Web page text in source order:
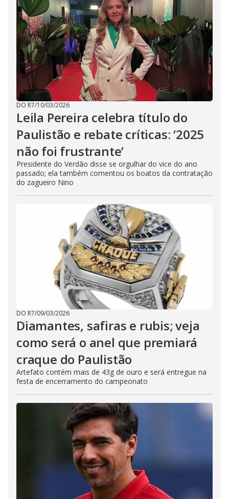
DO R7/10/03/2026
Leila Pereira celebra título do
Paulistão e rebate críticas: ‘2025
não foi frustrante’
Presidente do Verdão disse se orgulhar do vice do ano
passado; ela também comentou os boatos da contratação
do zagueiro Nino
DO R7/09/03/2026
Diamantes, safiras e rubis; veja
como será o anel que premiará
craque do Paulistão
Artefato contém mais de 43g de ouro e será entregue na
festa de encerramento do campeonato